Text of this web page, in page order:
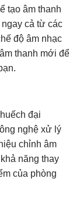
tạo âm thanh
cả từ các
độ âm nhạc
thanh mới để
đại
nghệ xử lý
chỉnh âm
năng thay
của phòng